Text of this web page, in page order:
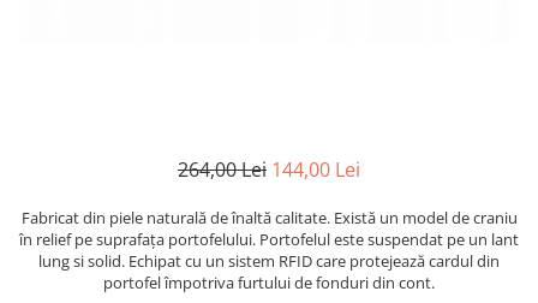
264,00 Lei 144,00 Lei
Fabricat din piele naturală de înaltă calitate. Există un model de craniu
în relief pe suprafața portofelului. Portofelul este suspendat pe un lant
lung si solid. Echipat cu un sistem RFID care protejează cardul din
portofel împotriva furtului de fonduri din cont.